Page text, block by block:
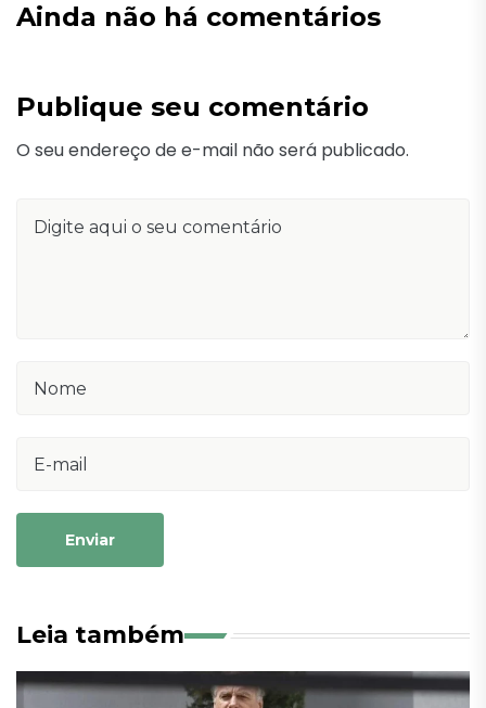
Ainda não há comentários
Publique seu comentário
O seu endereço de e-mail não será publicado.
Enviar
Leia também